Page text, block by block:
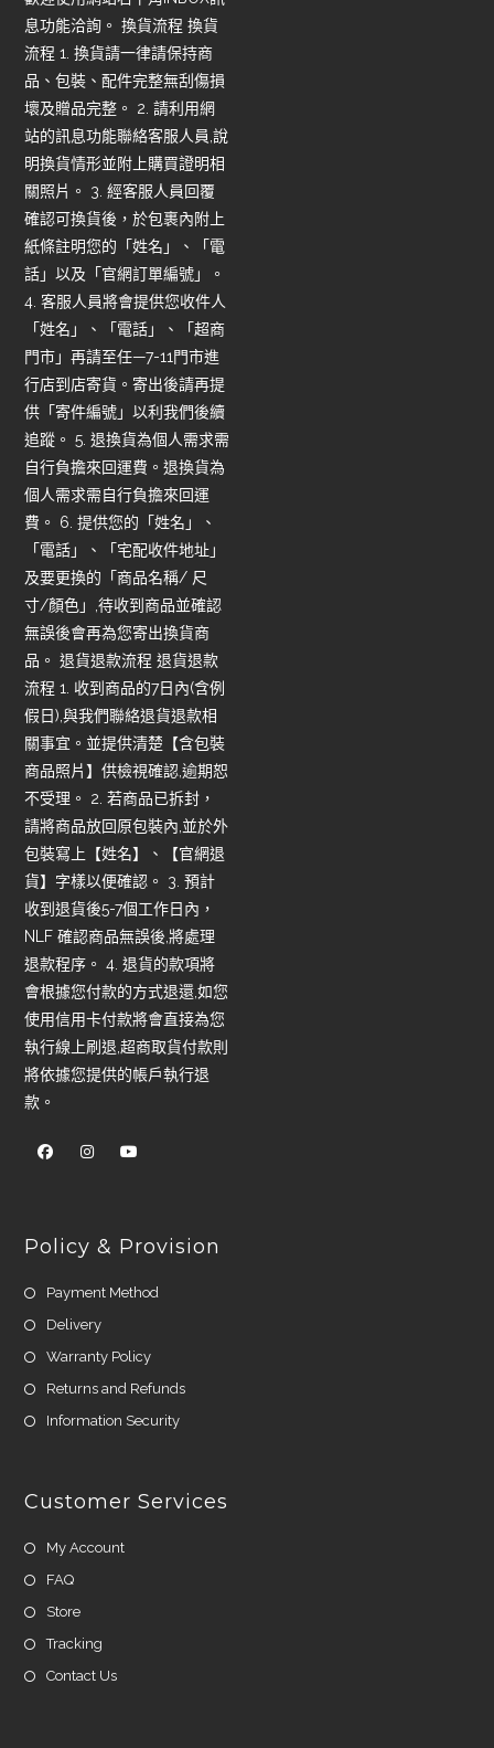
息功能洽詢。 換貨流程 換貨
流程 1. 換貨請一律請保持商
品、包裝、配件完整無刮傷損
壞及贈品完整。 2. 請利用網
站的訊息功能聯絡客服人員,說
明換貨情形並附上購買證明相
關照片。 3. 經客服人員回覆
確認可換貨後，於包裹內附上
紙條註明您的「姓名」、「電
話」以及「官網訂單編號」。
4. 客服人員將會提供您收件人
「姓名」、「電話」、「超商
門市」再請至任—7-11門市進
行店到店寄貨。寄出後請再提
供「寄件編號」以利我們後續
追蹤。 5. 退換貨為個人需求需
自行負擔來回運費。退換貨為
個人需求需自行負擔來回運
費。 6. 提供您的「姓名」、
「電話」、「宅配收件地址」
及要更換的「商品名稱/ 尺
寸/顏色」,待收到商品並確認
無誤後會再為您寄出換貨商
品。 退貨退款流程 退貨退款
流程 1. 收到商品的7日內(含例
假日),與我們聯絡退貨退款相
關事宜。並提供清楚【含包裝
商品照片】供檢視確認,逾期恕
不受理。 2. 若商品已拆封，
請將商品放回原包裝內,並於外
包裝寫上【姓名】、【官網退
貨】字樣以便確認。 3. 預計
收到退貨後5-7個工作日內，
NLF 確認商品無誤後,將處理
退款程序。 4. 退貨的款項將
會根據您付款的方式退還,如您
使用信用卡付款將會直接為您
執行線上刷退,超商取貨付款則
將依據您提供的帳戶執行退
款。
Policy & Provision
Payment Method
Delivery
Warranty Policy
Returns and Refunds
Information Security
Customer Services
My Account
FAQ
Store
Tracking
Contact Us